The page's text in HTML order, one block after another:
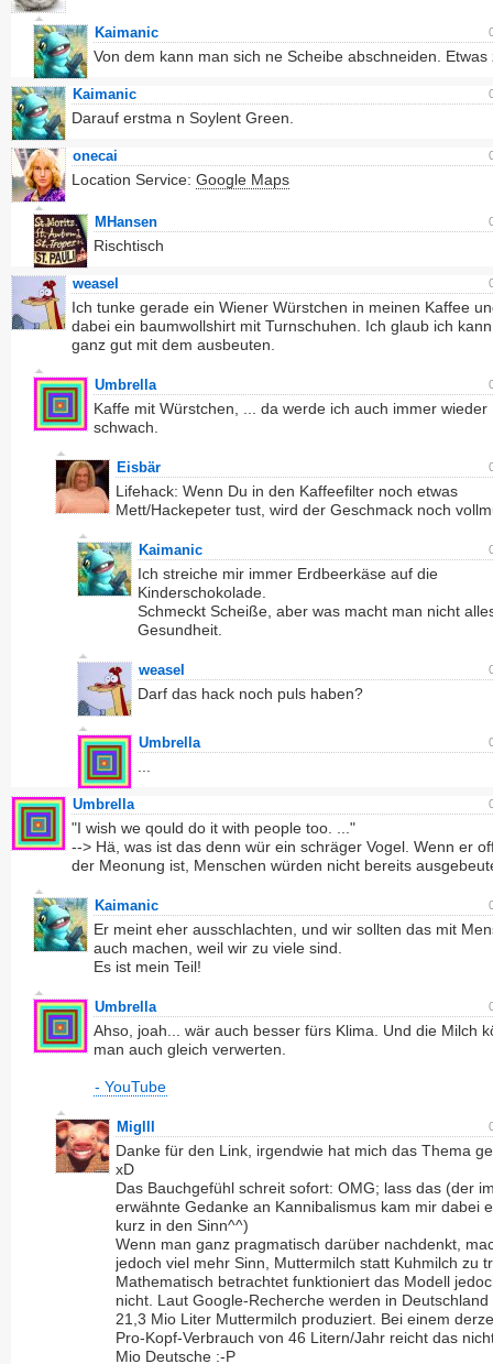
Kaimanic
Von dem kann man sich ne Scheibe abschneiden. Etwas
Kaimanic
Darauf erstma n Soylent Green.
onecai
Location Service: Google Maps
MHansen
Rischtisch
weasel
Ich tunke gerade ein Wiener Würstchen in meinen Kaffee
dabei ein baumwollshirt mit Turnschuhen. Ich glaub ich
ganz gut mit dem ausbeuten.
Umbrella
Kaffe mit Würstchen, ... da werde ich auch immer wieder
schwach.
Eisbär
Lifehack: Wenn Du in den Kaffeefilter noch etwas
Mett/Hackepeter tust, wird der Geschmack noch
Kaimanic
Ich streiche mir immer Erdbeerkäse auf die
Kinderschokolade.
Schmeckt Scheiße, aber was macht man nicht
Gesundheit.
weasel
Darf das hack noch puls haben?
Umbrella
Umbrella
"I wish we qould do it with people too. ..."
--> Hä, was ist das denn wür ein schräger Vogel. Wenn er
der Meonung ist, Menschen würden nicht bereits
Kaimanic
Er meint eher ausschlachten, und wir sollten das mit
auch machen, weil wir zu viele sind.
Es ist mein Teil!
Umbrella
Ahso, joah... wär auch besser fürs Klima. Und die Milch
man auch gleich verwerten.
- YouTube
Miglll
Danke für den Link, irgendwie hat mich das Thema
xD
Das Bauchgefühl schreit sofort: OMG; lass das (der
erwähnte Gedanke an Kannibalismus kam mir dabei
kurz in den Sinn^^)
Wenn man ganz pragmatisch darüber nachdenkt,
jedoch viel mehr Sinn, Muttermilch statt Kuhmilch zu
Mathematisch betrachtet funktioniert das Modell
nicht. Laut Google-Recherche werden in
21,3 Mio Liter Muttermilch produziert. Bei einem
Pro-Kopf-Verbrauch von 46 Litern/Jahr reicht das
Mio Deutsche :-P